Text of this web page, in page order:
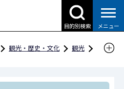
目的別検索 メニュー
観光・歴史・文化
観光
シャトルバスの運行について